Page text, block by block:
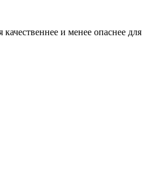
и менее опаснее для